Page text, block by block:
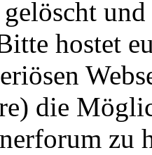
und
hostet
die
zu